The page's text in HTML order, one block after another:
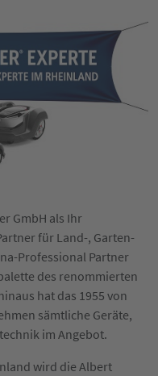
GmbH als Ihr
für Land-, Garten-
Professional Partner
des renommierten
hat das 1955 von
sämtliche Geräte,
im Angebot.
wird die Albert